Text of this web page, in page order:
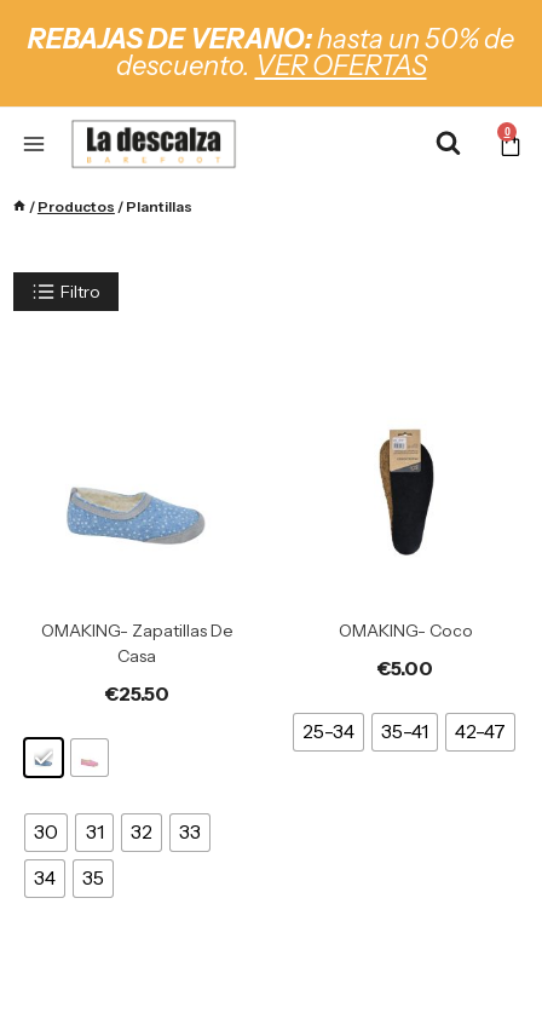
REBAJAS DE VERANO:hasta un 50% de
descuento. VER OFERTAS
0
/ Productos / Plantillas
Filtro
OMAKING- Zapatillas De
Casa
€25.50
30 31 32
33
34
35
OMAKING- Coco
€5.00
25-34 35-41 42-47